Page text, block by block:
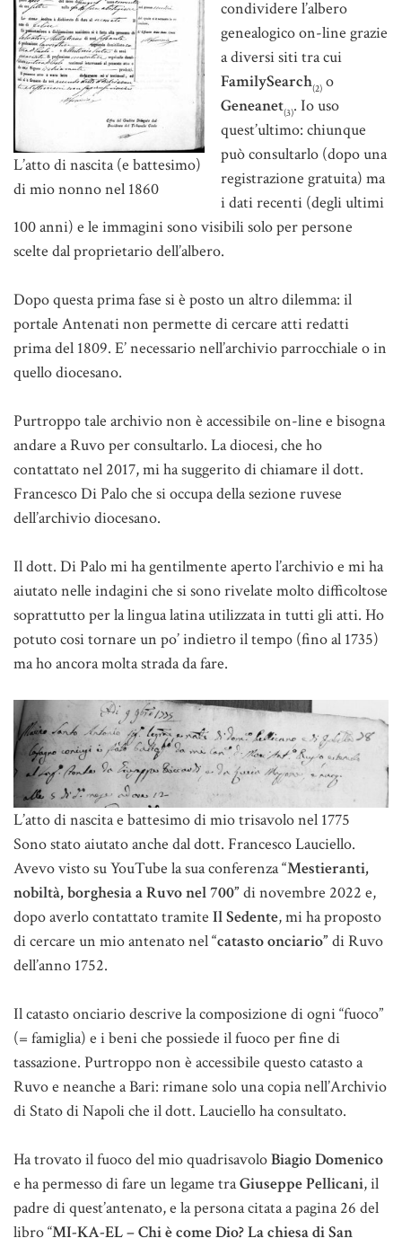
L’atto di nascita (e battesimo)
di mio nonno nel 1860
condividere l’albero
genealogico on-line grazie
a diversi siti tra cui
FamilySearch(2) o
Geneanet(3). Io uso
quest’ultimo: chiunque
può consultarlo (dopo una
registrazione gratuita) ma
i dati recenti (degli ultimi
100 anni) e le immagini sono visibili solo per persone
scelte dal proprietario dell’albero.
Dopo questa prima fase si è posto un altro dilemma: il
portale Antenati non permette di cercare atti redatti
prima del 1809. E’ necessario nell’archivio parrocchiale o in
quello diocesano.
Purtroppo tale archivio non è accessibile on-line e bisogna
andare a Ruvo per consultarlo. La diocesi, che ho
contattato nel 2017, mi ha suggerito di chiamare il dott.
Francesco Di Palo che si occupa della sezione ruvese
dell’archivio diocesano.
Il dott. Di Palo mi ha gentilmente aperto l’archivio e mi ha
aiutato nelle indagini che si sono rivelate molto difficoltose
soprattutto per la lingua latina utilizzata in tutti gli atti. Ho
potuto cosi tornare un po’ indietro il tempo (fino al 1735)
ma ho ancora molta strada da fare.
L’atto di nascita e battesimo di mio trisavolo nel 1775
Sono stato aiutato anche dal dott. Francesco Lauciello.
Avevo visto su YouTube la sua conferenza“Mestieranti,
nobiltà, borghesia a Ruvo nel 700” di novembre 2022 e,
dopo averlo contattato tramite Il Sedente, mi ha proposto
di cercare un mio antenato nel“catasto onciario” di Ruvo
dell’anno 1752.
Il catasto onciario descrive la composizione di ogni “fuoco”
(= famiglia) e i beni che possiede il fuoco per fine di
tassazione. Purtroppo non è accessibile questo catasto a
Ruvo e neanche a Bari: rimane solo una copia nell’Archivio
di Stato di Napoli che il dott. Lauciello ha consultato.
Ha trovato il fuoco del mio quadrisavoloBiagio Domenico
e ha permesso di fare un legame traGiuseppe Pellicani, il
padre di quest’antenato, e la persona citata a pagina 26 del
libro “MI-KA-EL – Chi è come Dio? La chiesa di San